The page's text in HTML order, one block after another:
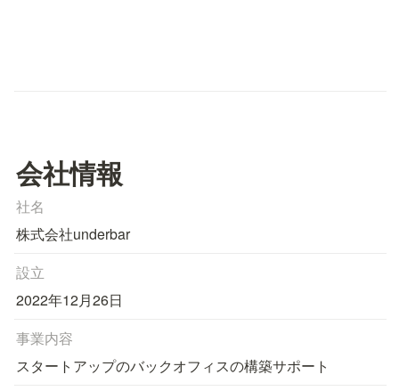
会社情報
社名
株式会社underbar
設立
2022年12月26日
事業内容
スタートアップのバックオフィスの構築サポート